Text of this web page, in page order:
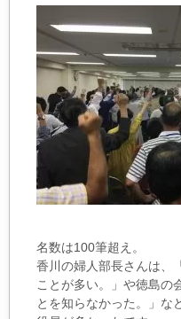
名数は100筆超え。
香川の婦人部長さんは、
ことが多い。」や徳島の
とを知らなかった。」な